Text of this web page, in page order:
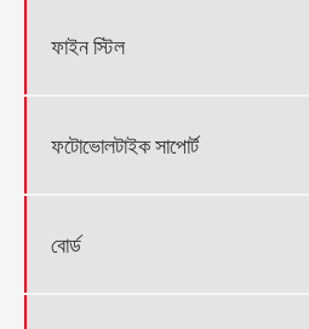
ফাইন স্টিল
ফটোভোলটাইক সাপোর্ট
বোর্ড